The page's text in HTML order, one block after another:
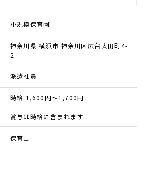
小規模保育園
神奈川県 横浜市 神奈川区広台太田町4-
2
派遣社員
時給 1,600円～1,700円
賞与は時給に含まれます
保育士